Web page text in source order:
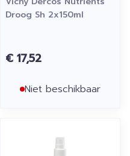
Droog Sh 2x150ml
€ 17,52
Niet beschikbaar